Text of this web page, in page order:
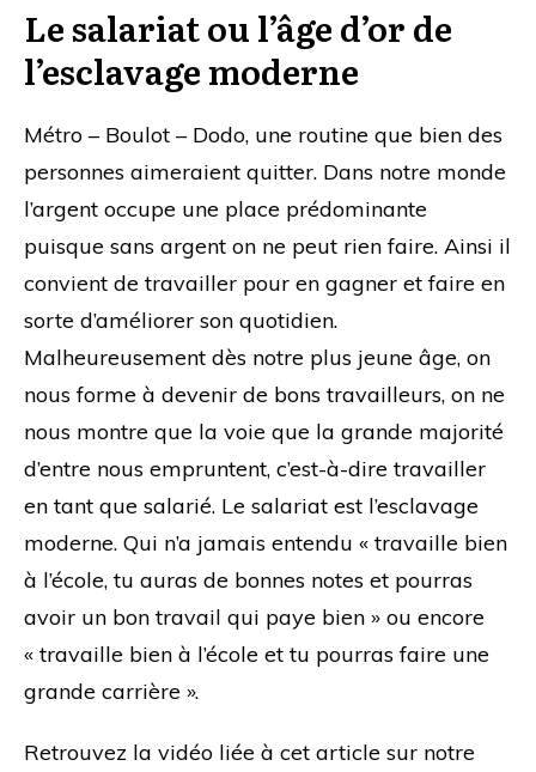
Le salariat ou l’âge d’or de
l’esclavage moderne
Métro – Boulot – Dodo, une routine que bien des
personnes aimeraient quitter. Dans notre monde
l’argent occupe une place prédominante
puisque sans argent on ne peut rien faire. Ainsi il
convient de travailler pour en gagner et faire en
sorte d’améliorer son quotidien.
Malheureusement dès notre plus jeune âge, on
nous forme à devenir de bons travailleurs, on ne
nous montre que la voie que la grande majorité
d’entre nous empruntent, c’est-à-dire travailler
en tant que salarié. Le salariat est l’esclavage
moderne. Qui n’a jamais entendu « travaille bien
à l’école, tu auras de bonnes notes et pourras
avoir un bon travail qui paye bien » ou encore
« travaille bien à l’école et tu pourras faire une
grande carrière ».
Retrouvez la vidéo liée à cet article sur notre